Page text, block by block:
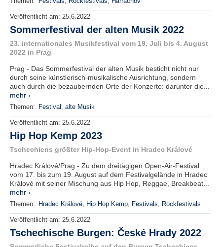
Veröffentlicht am: 25.6.2022
Sommerfestival der alten Musik 2022
23. internationales Musikfestival vom 19. Juli bis 4. August
2022 in Prag
Prag - Das Sommerfestival der alten Musik besticht nicht nur
durch seine künstlerisch-musikalische Ausrichtung, sondern
auch durch die bezaubernden Orte der Konzerte: darunter die...
mehr ›
Themen: Festival , alte Musik
Veröffentlicht am: 25.6.2022
Hip Hop Kemp 2023
Tschechiens größter Hip-Hop-Event in Hradec Králové
Hradec Králové/Prag - Zu dem dreitägigen Open-Air-Festival
vom 17. bis zum 19. August auf dem Festivalgelände in Hradec
Králové mit seiner Mischung aus Hip Hop, Reggae, Breakbeat...
mehr ›
Themen: Hradec Králové, Hip Hop Kemp, Festivals, Rockfestivals
Veröffentlicht am: 25.6.2022
Tschechische Burgen: České Hrady 2022